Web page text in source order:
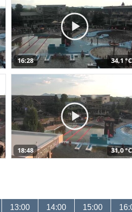
16:28 34,1 °C
18:48 31,0 °C
13:00 14:00 15:00